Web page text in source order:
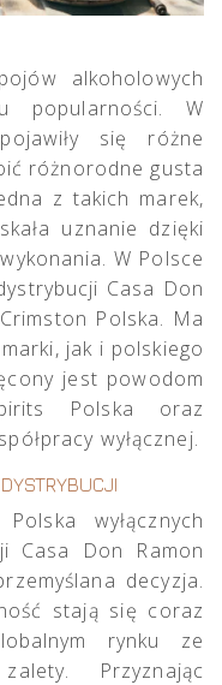
alkoholowych
popularności. W
się różne
różnorodne gusta
z takich marek,
uznanie dzięki
W Polsce
Casa Don
Polska. Ma
jak i polskiego
jest powodom
Polska oraz
wyłącznej.
wyłącznych
Casa Don Ramon
decyzja.
stają się coraz
rynku ze
Przyznając